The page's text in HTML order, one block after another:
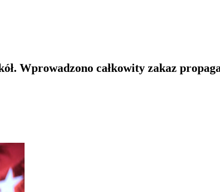
Wprowadzono całkowity zakaz